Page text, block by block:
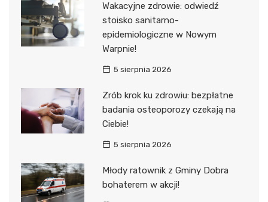
Wakacyjne zdrowie: odwiedź
stoisko sanitarno-
epidemiologiczne w Nowym
Warpnie!
5 sierpnia 2026
Zrób krok ku zdrowiu: bezpłatne
badania osteoporozy czekają na
Ciebie!
5 sierpnia 2026
Młody ratownik z Gminy Dobra
bohaterem w akcji!